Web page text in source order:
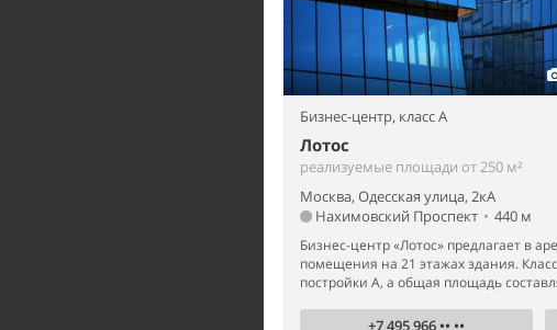
Бизнес-центр, класс A
Лотос
реализуемые площади от 250 м²
Москва, Одесская улица, 2кА
Нахимовский Проспект • 440 м
Бизнес-центр «Лотос» предлагает в
помещения на 21 этажах здания. Класс
постройки А, а общая площадь
+7 495 966 •• ••